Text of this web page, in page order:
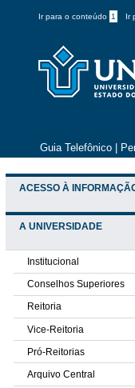
Ir para o conteúdo 1 Ir
Guia Telefônico
ACESSO À
A UNIVERSIDADE
Institucional
Conselhos Superiores
Reitoria
Vice-Reitoria
Pró-Reitorias
Arquivo Central